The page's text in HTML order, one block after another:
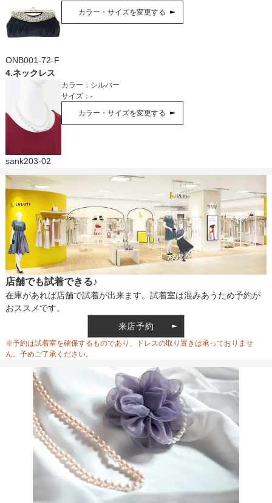
カラー・サイズを変更する
ONB001-72-F
4.ネックレス
カラー： シルバー
サイズ： -
カラー・サイズを変更する
sank203-02
店舗でも試着できる♪
在庫があれば店舗で試着が出来ます。試着室は混みあうため予約が
おススメです。
来店予約
※予約は試着室を確保するものであり、ドレスの取り置きは承っておりませ
ん。予めご了承ください。